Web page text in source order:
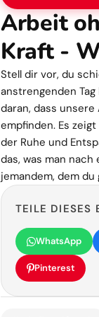
Arbeit
Kraft -
Stell dir vor, du
anstrengenden
daran, dass
empfinden. Es
der Ruhe und
das, was man
jemandem, dem du
TEILE DIESES
WhatsApp
Pinterest